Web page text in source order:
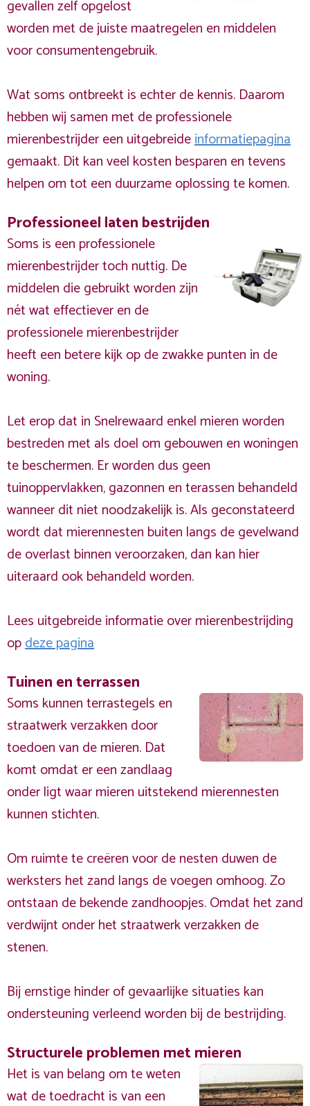
gevallen zelf opgelost
worden met de juiste maatregelen en middelen
voor consumentengebruik.
Wat soms ontbreekt is echter de kennis. Daarom
hebben wij samen met de professionele
mierenbestrijder een uitgebreideinformatiepagina
gemaakt. Dit kan veel kosten besparen en tevens
helpen om tot een duurzame oplossing te komen.
Professioneel laten bestrijden
Soms is een professionele
mierenbestrijder toch nuttig. De
middelen die gebruikt worden zijn
nét wat effectiever en de
professionele mierenbestrijder
heeft een betere kijk op de zwakke punten in de
woning.
Let erop dat in Snelrewaard enkel mieren worden
bestreden met als doel om gebouwen en woningen
te beschermen. Er worden dus geen
tuinoppervlakken, gazonnen en terassen behandeld
wanneer dit niet noodzakelijk is. Als geconstateerd
wordt dat mierennesten buiten langs de gevelwand
de overlast binnen veroorzaken, dan kan hier
uiteraard ook behandeld worden.
Lees uitgebreide informatie over mierenbestrijding
opdeze pagina
Tuinen en terrassen
Soms kunnen terrastegels en
straatwerk verzakken door
toedoen van de mieren. Dat
komt omdat er een zandlaag
onder ligt waar mieren uitstekend mierennesten
kunnen stichten.
Om ruimte te creëren voor de nesten duwen de
werksters het zand langs de voegen omhoog. Zo
ontstaan de bekende zandhoopjes. Omdat het zand
verdwijnt onder het straatwerk verzakken de
stenen.
Bij ernstige hinder of gevaarlijke situaties kan
ondersteuning verleend worden bij de bestrijding.
Structurele problemen met mieren
Het is van belang om te weten
wat de toedracht is van een